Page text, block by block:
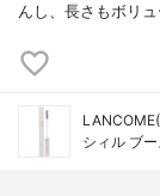
んし、長さもボリ
シィル ブ